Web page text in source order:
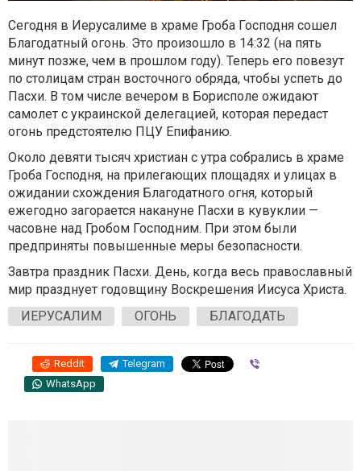
Сегодня в Иерусалиме в храме Гроба Господня сошел
Благодатный огонь. Это произошло в 14:32 (на пять
минут позже, чем в прошлом году). Теперь его повезут
по столицам стран восточного обряда, чтобы успеть до
Пасхи. В том числе вечером в Борисполе ожидают
самолет с украинской делегацией, которая передаст
огонь предстоятелю ПЦУ Епифанию.
Около девяти тысяч христиан с утра собрались в храме
Гроба Господня, на прилегающих площадях и улицах в
ожидании схождения Благодатного огня, который
ежегодно загорается накануне Пасхи в кувуклии —
часовне над Гробом Господним. При этом были
предприняты повышенные меры безопасности.
Завтра праздник Пасхи. День, когда весь православный
мир празднует годовщину Воскрешения Иисуса Христа.
ИЕРУСАЛИМ
ОГОНЬ БЛАГОДАТЬ
Reddit Telegram
WhatsApp